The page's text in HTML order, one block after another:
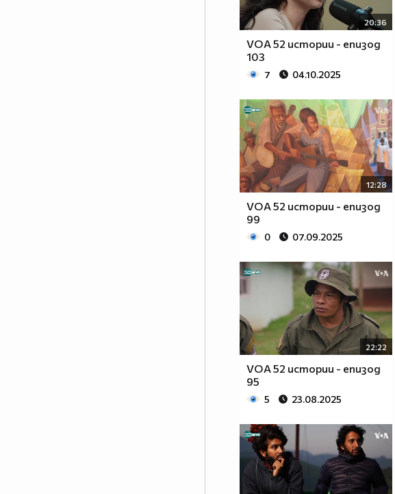
20:36
VOA 52 истории - епизод
103
7 04.10.2025
12:28
VOA 52 истории - епизод
99
0 07.09.2025
22:22
VOA 52 истории - епизод
95
5 23.08.2025